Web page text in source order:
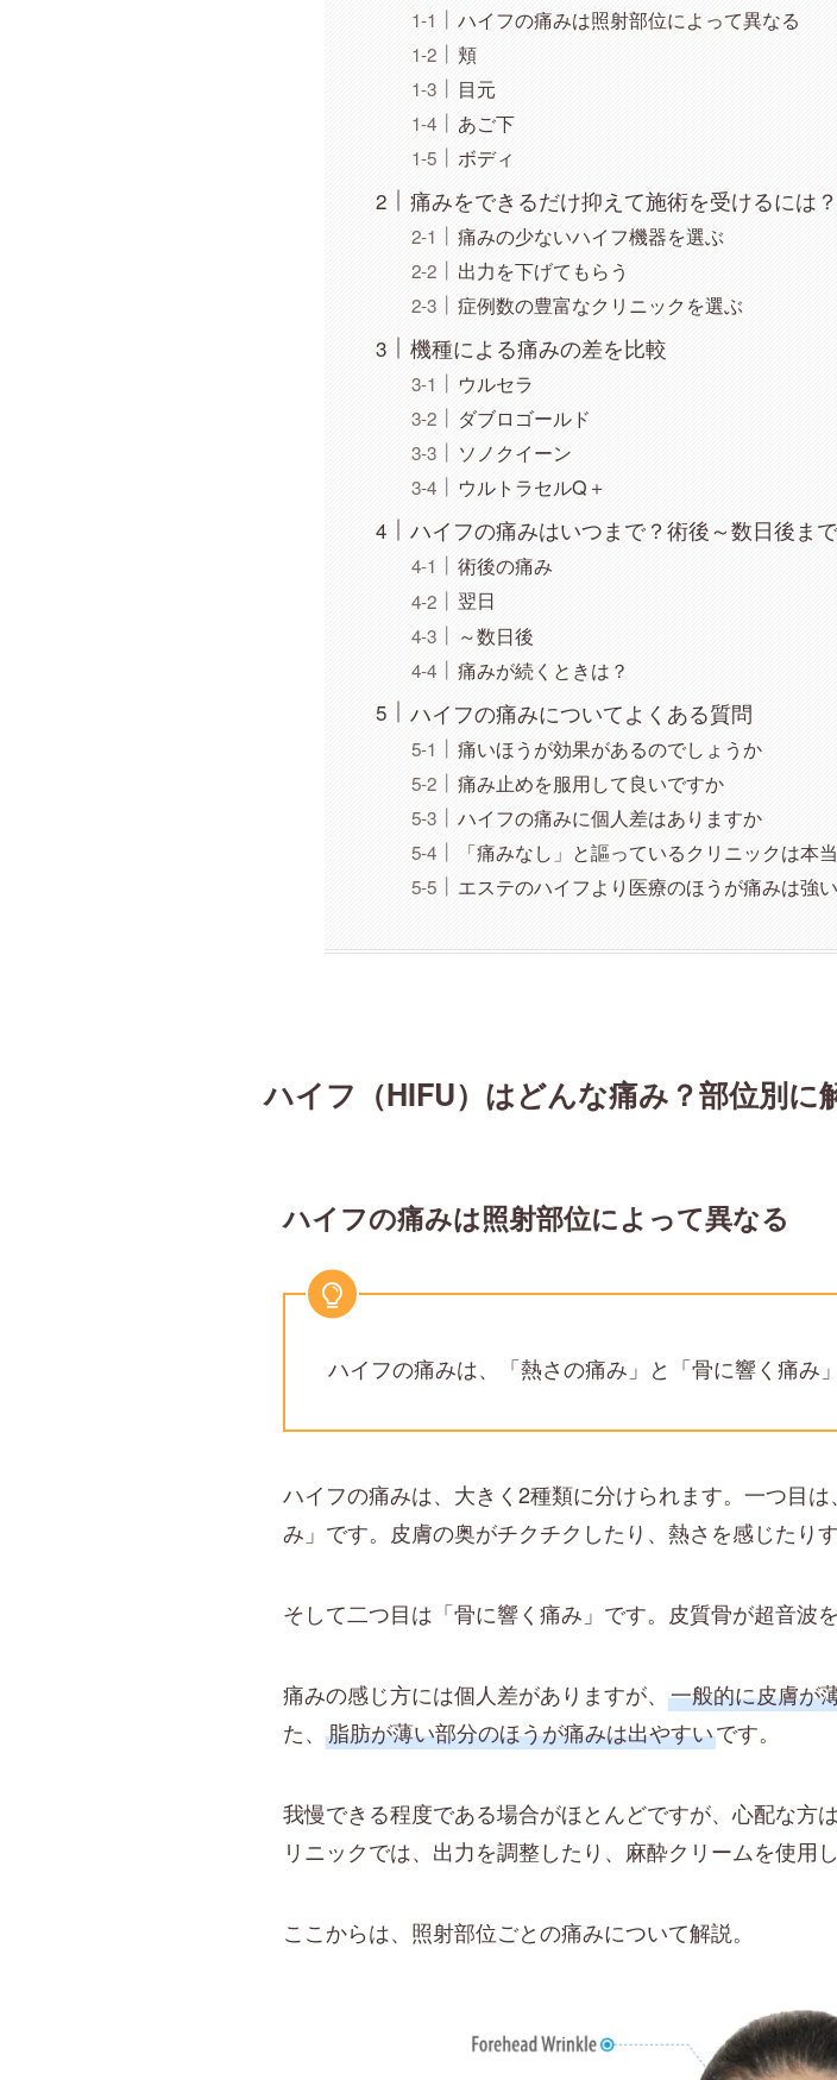
ハイフの痛みは照射部位によって異なる
頬
目元
あご下
ボディ
痛みをできるだけ抑えて施術を受けるには？
痛みの少ないハイフ機器を選ぶ
出力を下げてもらう
症例数の豊富なクリニックを選ぶ
機種による痛みの差を比較
ウルセラ
ダブロゴールド
ソノクイーン
ウルトラセルQ＋
ハイフの痛みはいつまで？術後～数日後ま
術後の痛み
翌日
～数日後
痛みが続くときは？
ハイフの痛みについてよくある質問
痛いほうが効果があるのでしょうか
痛み止めを服用して良いですか
ハイフの痛みに個人差はありますか
「痛みなし」と謳っているクリニックは本
エステのハイフより医療のほうが痛みは強
ハイフ（HIFU）はどんな痛み？部位別に
ハイフの痛みは照射部位によって異なる
ハイフの痛みは、「熱さの痛み」と「骨に響く痛み」
ハイフの痛みは、大きく2種類に分けられます。一つ目
み」です。皮膚の奥がチクチクしたり、熱さを感じたりす
そして二つ目は「骨に響く痛み」です。皮質骨が超音波
痛みの感じ方には個人差がありますが、 一般的に皮膚が
た、 脂肪が薄い部分のほうが痛みは出やすいです。
我慢できる程度である場合がほとんどですが、心配な方
リニックでは、出力を調整したり、麻酔クリームを使用
ここからは、照射部位ごとの痛みについて解説。